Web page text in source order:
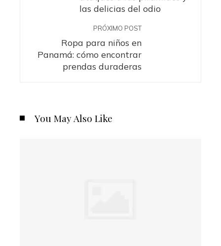
las delicias del odio
PRÓXIMO POST
Ropa para niños en
Panamá: cómo encontrar
prendas duraderas
You May Also Like